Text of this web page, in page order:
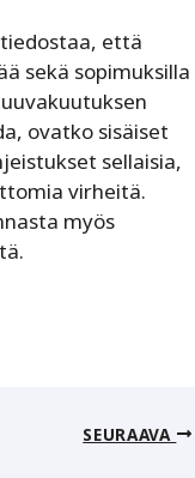
että
sekä sopimuksilla
ovatko sisäiset
sellaisia,
virheitä.
myös
SEURAAVA